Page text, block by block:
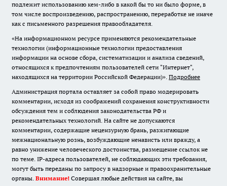
подлежит использованию кем-либо в какой бы то ни было форме, в
том числе воспроизведению, распространению, переработке не иначе
как с письменного разрешения правообладателя.
«На информационном ресурсе применяются рекомендательные
технологии (информационные технологии предоставления
информации на основе сбора, систематизации и анализа сведений,
относящихся к предпочтениям пользователей сети "Интернет",
находящихся на территории Российской Федерации)». Подробнее
Администрация портала оставляет за собой право модерировать
комментарии, исходя из соображений сохранения конструктивности
обсуждения тем и соблюдения законодательства РФ и
рекомендательных технологий. На сайте не допускаются
комментарии, содержащие нецензурную брань, разжигающие
межнациональную рознь, возбуждающие ненависть или вражду, а
равно унижение человеческого достоинства, размещение ссылок не
по теме. IP-адреса пользователей, не соблюдающих эти требования,
могут быть переданы по запросу в надзорные и правоохранительные
органы. Внимание! Совершая любые действия на сайте, вы